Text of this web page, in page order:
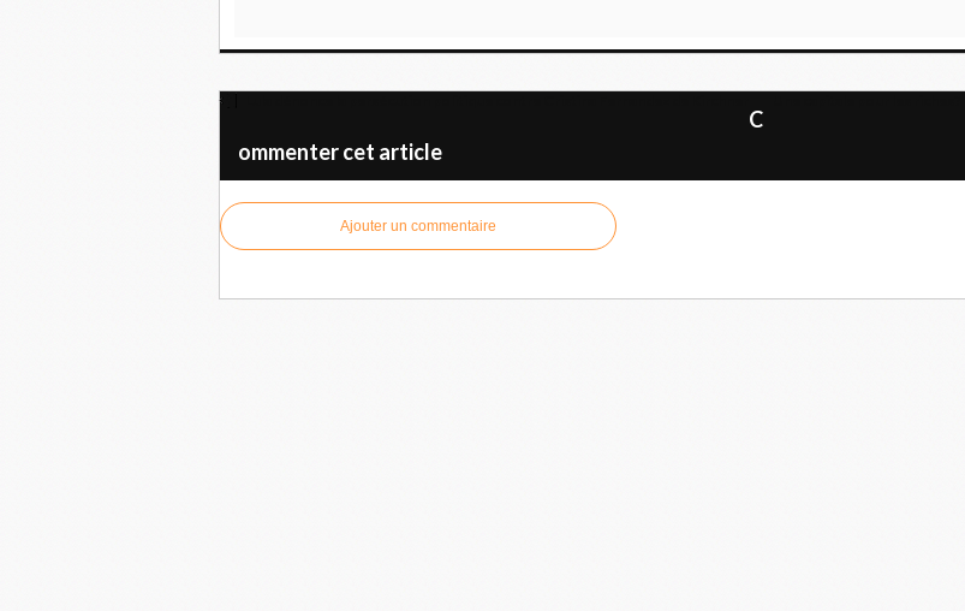
C
ommenter cet article
Ajouter un commentaire